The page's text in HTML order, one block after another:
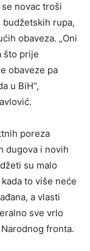
novac troši
rupa,
obaveza. „Oni
što prije
obaveze pa
u BiH“,
poreza
dugova i novih
su malo
to više neće
a vlasti
sve vrlo
fronta.